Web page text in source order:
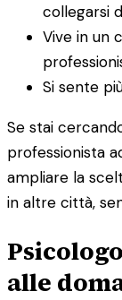
collegarsi
Vive in un
Si sente
Se stai
professionista
ampliare la
in altre città,
alle